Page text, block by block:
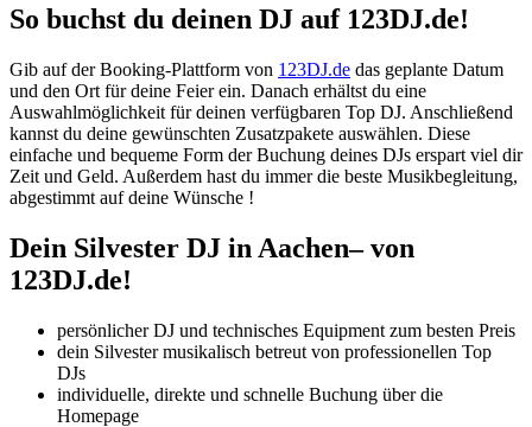
So buchst du deinen DJ auf 123DJ.de!
Gib auf der Booking-Plattform von 123DJ.de das geplante Datum
und den Ort für deine Feier ein. Danach erhältst du eine
Auswahlmöglichkeit für deinen verfügbaren Top DJ. Anschließend
kannst du deine gewünschten Zusatzpakete auswählen. Diese
einfache und bequeme Form der Buchung deines DJs erspart viel dir
Zeit und Geld. Außerdem hast du immer die beste Musikbegleitung,
abgestimmt auf deine Wünsche !
Dein Silvester DJ in Aachen– von
123DJ.de!
persönlicher DJ und technisches Equipment zum besten Preis
dein Silvester musikalisch betreut von professionellen Top
DJs
individuelle, direkte und schnelle Buchung über die
Homepage